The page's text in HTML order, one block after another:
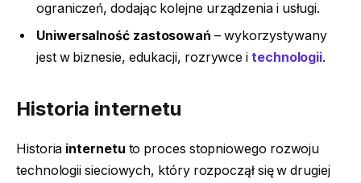
ograniczeń, dodając kolejne urządzenia i usługi.
Uniwersalność zastosowań – wykorzystywany
jest w biznesie, edukacji, rozrywce i technologii.
Historia internetu
Historia internetu to proces stopniowego rozwoju
technologii sieciowych, który rozpoczął się w drugiej